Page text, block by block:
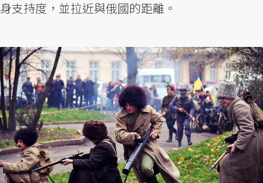
身支持度，並拉近與俄國的距離。